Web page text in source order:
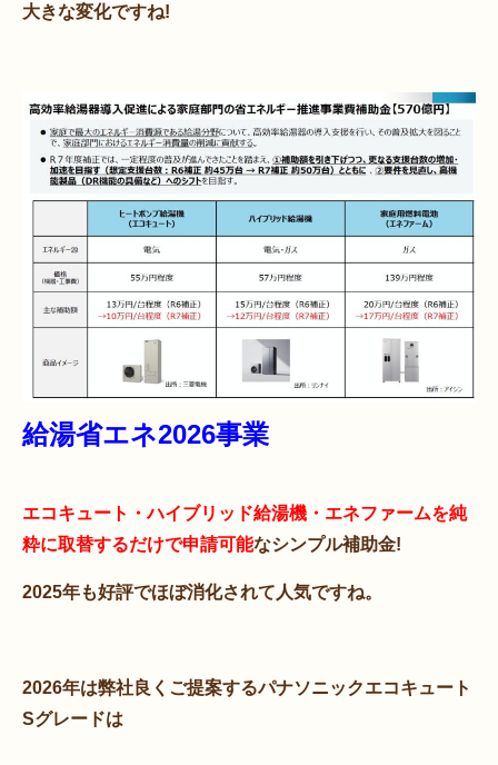
大きな変化ですね!
給湯省エネ2026事業
エコキュート・ハイブリッド給湯機・エネファームを純
粋に取替するだけで申請可能なシンプル補助金!
2025年も好評でほぼ消化されて人気ですね。
2026年は弊社良くご提案するパナソニックエコキュート
Sグレードは